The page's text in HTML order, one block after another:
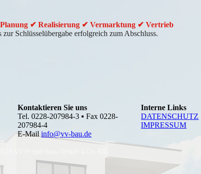
✔ Realisierung ✔ Vermarktung ✔ Vertrieb
Schlüsselübergabe erfolgreich zum Abschluss.
Kontaktieren Sie uns
Tel. 0228-207984-3 ▪ Fax 0228-
207984-4
E-Mailinfo@vv-bau.de
Interne Links
DATEN­SCHUTZ
IMPRESSUM